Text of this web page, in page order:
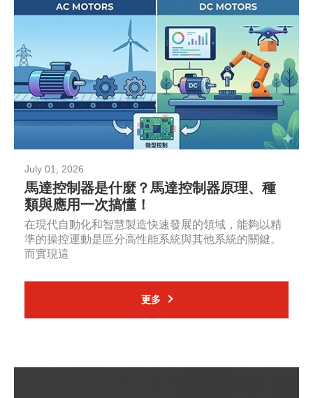
July 01, 2026
馬達控制器是什麼？馬達控制器原理、種
類與應用一次搞懂！
在現代自動化和智慧製造快速發展的領域，能夠以精
準的操控運動是區分高性能系統與其他系統的關鍵。
而實現這
更多